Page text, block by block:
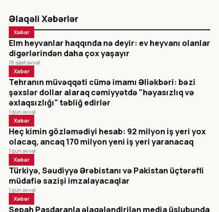
Əlaqəli Xəbərlər
Xəbər
Elm heyvanlar haqqında nə deyir: ev heyvanı olanlar
digərlərindən daha çox yaşayır
18 saat əvvəl
Xəbər
Tehranın müvəqqəti cümə imamı Əliəkbəri: bəzi
şəxslər dollar alaraq cəmiyyətdə "həyasızlıq və
əxlaqsızlığı" təbliğ edirlər
1 gün əvvəl
Xəbər
Heç kimin gözləmədiyi hesab: 92 milyon iş yeri yox
olacaq, ancaq 170 milyon yeni iş yeri yaranacaq
1 gün əvvəl
Xəbər
Türkiyə, Səudiyyə Ərəbistanı və Pakistan üçtərəfli
müdafiə sazişi imzalayacaqlar
1 gün əvvəl
Xəbər
Sepah Pasdaranla əlaqələndirilən media üslubunda